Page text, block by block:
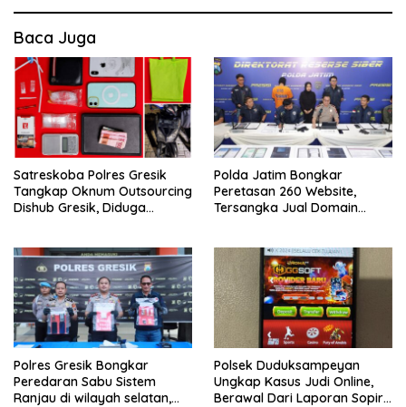
Baca Juga
Satreskoba Polres Gresik
Tangkap Oknum Outsourcing
Dishub Gresik, Diduga
Polda Jatim Bongkar
Peretasan 260 Website,
Tersangka Jual Domain
Polres Gresik Bongkar
Peredaran Sabu Sistem
Ranjau di wilayah selatan,
Polsek Duduksampeyan
Ungkap Kasus Judi Online,
Berawal Dari Laporan Sopir